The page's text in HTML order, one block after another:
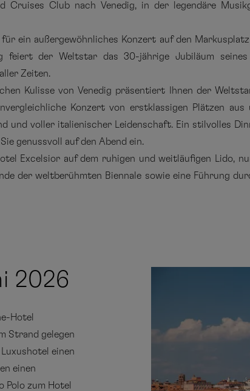
Cruises Club nach Venedig, in der legendäre
ein außergewöhnliches Konzert auf den
feiert der Weltstar das 30-jährige Jubiläum seines
Zeiten.
Kulisse von Venedig präsentiert Ihnen der
Konzert von erstklassigen Plätzen
und voller italienischer Leidenschaft. Ein stilvolles
genussvoll auf den Abend ein.
Excelsior auf dem ruhigen und weitläufigen Lido,
der weltberühmten Biennale sowie eine Führung
2026
Hotel
Strand gelegen
einen
einen
Polo zum Hotel